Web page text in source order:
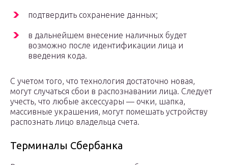
подтвердить сохранение данных;
в дальнейшем внесение наличных будет
возможно после идентификации лица и
введения кода.
С учетом того, что технология достаточно новая,
могут случаться сбои в распознавании лица. Следует
учесть, что любые аксессуары — очки, шапка,
массивные украшения, могут помешать устройству
распознать лицо владельца счета.
Терминалы Сбербанка